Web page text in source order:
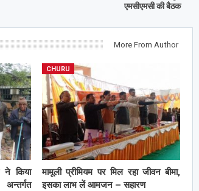
एमसीएमसी की बैठक
More From Author
किया
CHURU
मामूली प्रीमियम पर मिल रहा जीवन बीमा,
इसका लाभ लें आमजन – सहारण